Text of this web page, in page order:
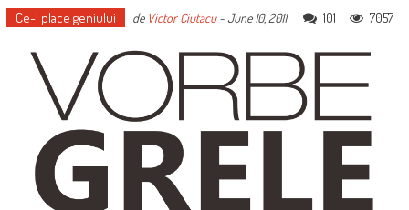
Ce-i place geniului de Victor Ciutacu-June 10, 2011 101 7057